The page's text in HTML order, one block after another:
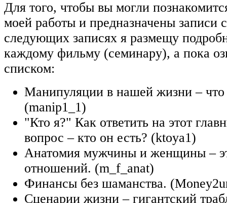
Для того, чтобы вы могли
моей работы и предназначены записи
следующих записях я размещу
каждому фильму (семинару), а пока
списком:
Манипуляции в нашей жизни – что
(manip1_1)
"Кто я?" Как ответить на этот
вопрос – кто он есть? (ktoya1)
Анатомия мужчины и женщины –
отношений. (m_f_anat)
Финансы без шаманства.
Сценарии жизни – гигантский